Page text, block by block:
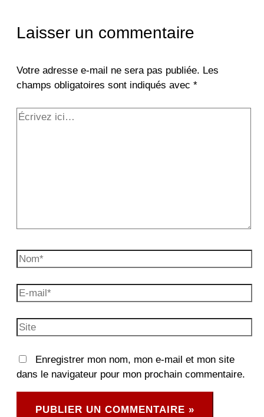
Laisser un commentaire
Votre adresse e-mail ne sera pas publiée. Les
champs obligatoires sont indiqués avec *
Écrivez
Nom*
E-
mail*
Site
Enregistrer mon nom, mon e-mail et mon site
dans le navigateur pour mon prochain commentaire.